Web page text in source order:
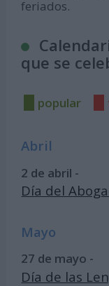
feriados.
que se
popular
Abril
2 de abril -
Día del
Mayo
27 de mayo -
Día de las